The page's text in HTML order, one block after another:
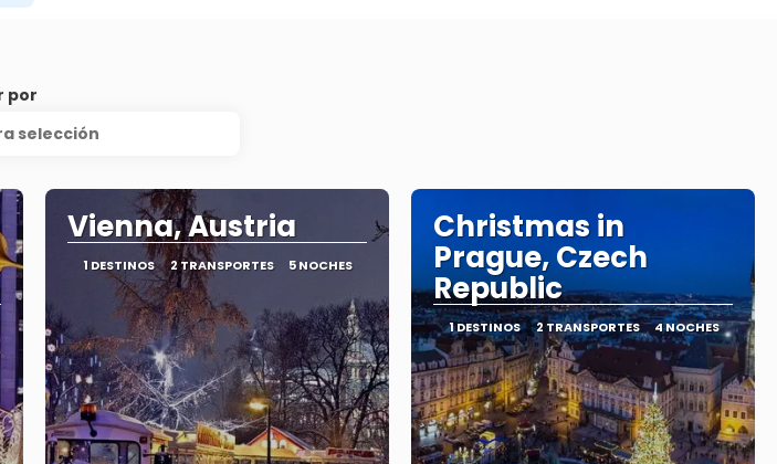
por
selección
Vienna, Austria
1 DESTINOS 2 TRANSPORTES 5 NOCHES
Christmas in
Prague, Czech
Republic
1 DESTINOS 2 TRANSPORTES 4 NOCHES